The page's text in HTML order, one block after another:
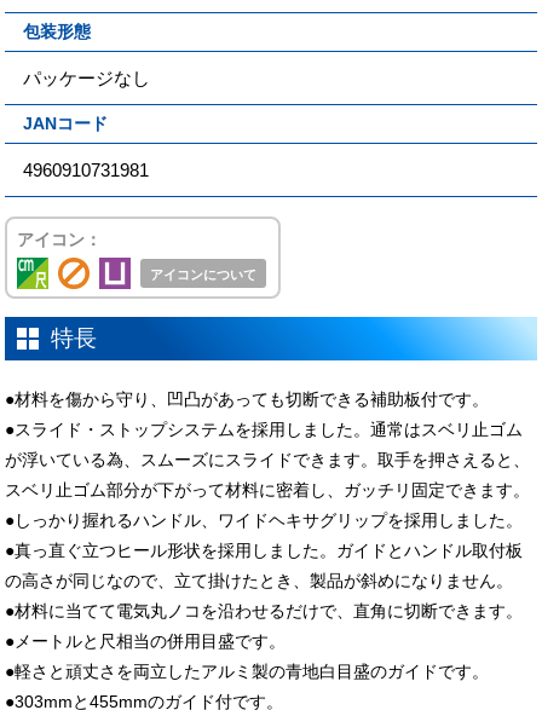
包装形態
パッケージなし
JANコード
4960910731981
アイコン：
アイコンについて
特長
●材料を傷から守り、凹凸があっても切断できる補助板付です。
●スライド・ストップシステムを採用しました。通常はスベリ止ゴム
が浮いている為、スムーズにスライドできます。取手を押さえると、
スベリ止ゴム部分が下がって材料に密着し、ガッチリ固定できます。
●しっかり握れるハンドル、ワイドヘキサグリップを採用しました。
●真っ直ぐ立つヒール形状を採用しました。ガイドとハンドル取付板
の高さが同じなので、立て掛けたとき、製品が斜めになりません。
●材料に当てて電気丸ノコを沿わせるだけで、直角に切断できます。
●メートルと尺相当の併用目盛です。
●軽さと頑丈さを両立したアルミ製の青地白目盛のガイドです。
●303mmと455mmのガイド付です。